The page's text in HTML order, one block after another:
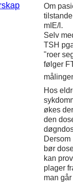
Om
mIE/l.
Selv
TSH
"roer
følger
Hos
økes
den
Dersom
bør
kan
plager
man